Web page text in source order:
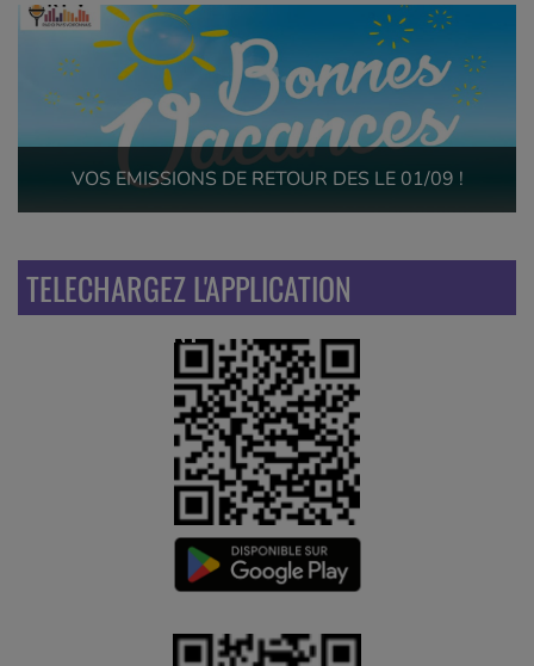
VOS EMISSIONS DE RETOUR DES LE 01/09 !
TELECHARGEZ L'APPLICATION
GRATUITEMENT